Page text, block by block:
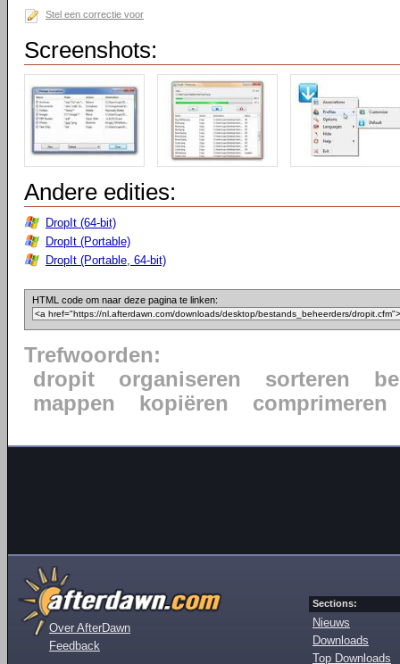
Stel een correctie voor
Screenshots:
Andere edities:
DropIt (64-bit)
DropIt (Portable)
DropIt (Portable, 64-bit)
HTML code om naar deze pagina te linken:
Trefwoorden:
dropit
organiseren sorteren
mappen
kopiëren comprimeren
Over AfterDawn
Feedback
Sections:
Nieuws
Downloads
Top Downloads